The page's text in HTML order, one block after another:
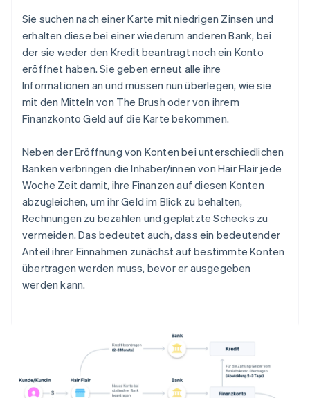
Sie suchen nach einer Karte mit niedrigen Zinsen und
erhalten diese bei einer wiederum anderen Bank, bei
der sie weder den Kredit beantragt noch ein Konto
eröffnet haben. Sie geben erneut alle ihre
Informationen an und müssen nun überlegen, wie sie
mit den Mitteln von The Brush oder von ihrem
Finanzkonto Geld auf die Karte bekommen.
Neben der Eröffnung von Konten bei unterschiedlichen
Banken verbringen die Inhaber/innen von Hair Flair jede
Woche Zeit damit, ihre Finanzen auf diesen Konten
abzugleichen, um ihr Geld im Blick zu behalten,
Rechnungen zu bezahlen und geplatzte Schecks zu
vermeiden. Das bedeutet auch, dass ein bedeutender
Anteil ihrer Einnahmen zunächst auf bestimmte Konten
übertragen werden muss, bevor er ausgegeben
werden kann.